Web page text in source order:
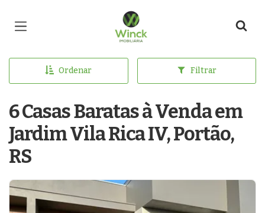
Página inicial
Ordenar Filtrar
6 Casas Baratas à Venda em
Jardim Vila Rica IV, Portão,
RS